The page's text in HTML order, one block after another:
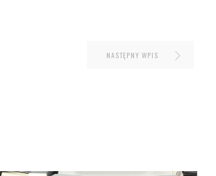
NASTĘPNY WPIS